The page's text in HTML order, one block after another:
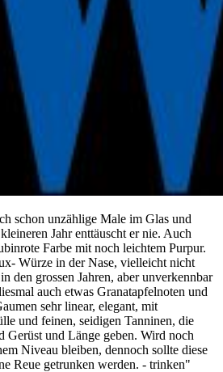
schon unzählige Male im Glas und
Jahr enttäuscht er nie. Auch
Farbe mit noch leichtem Purpur.
Würze in der Nase, vielleicht nicht
den grossen Jahren, aber unverkennbar
auch etwas Granatapfelnoten und
sehr linear, elegant, mit
und feinen, seidigen Tanninen, die
Gerüst und Länge geben. Wird noch
Niveau bleiben, dennoch sollte diese
Reue getrunken werden. - trinken"